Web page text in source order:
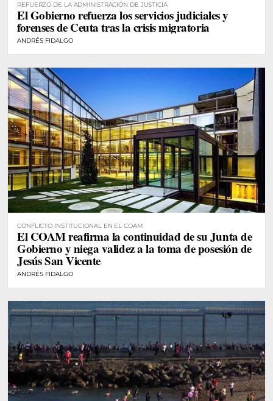
REFUERZO DE LA ADMINISTRACIÓN DE JUSTICIA
El Gobierno refuerza los servicios judiciales y
forenses de Ceuta tras la crisis migratoria
ANDRÉS FIDALGO
CONFLICTO INSTITUCIONAL EN EL COAM
El COAM reafirma la continuidad de su Junta de
Gobierno y niega validez a la toma de posesión de
Jesús San Vicente
ANDRÉS FIDALGO